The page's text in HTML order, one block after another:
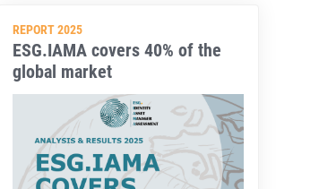
REPORT 2025
ESG.IAMA covers 40% of the
global market